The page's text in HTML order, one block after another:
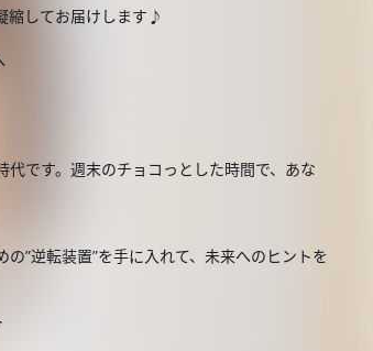
縮してお届けします♪
です。週末のチョコっとした時間で、あな
”逆転装置”を手に入れて、未来へのヒントを